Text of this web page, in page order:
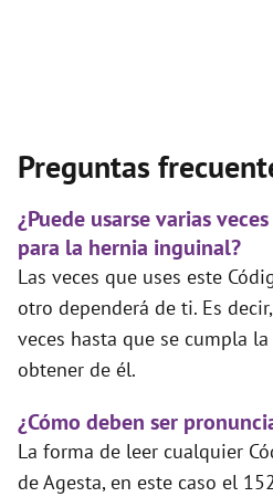
Preguntas
¿Puede usarse varias
para la hernia inguinal?
Las veces que uses este
otro dependerá de ti. Es
veces hasta que se cumpla
obtener de él.
¿Cómo deben ser
La forma de leer cualquier
de Agesta, en este caso el